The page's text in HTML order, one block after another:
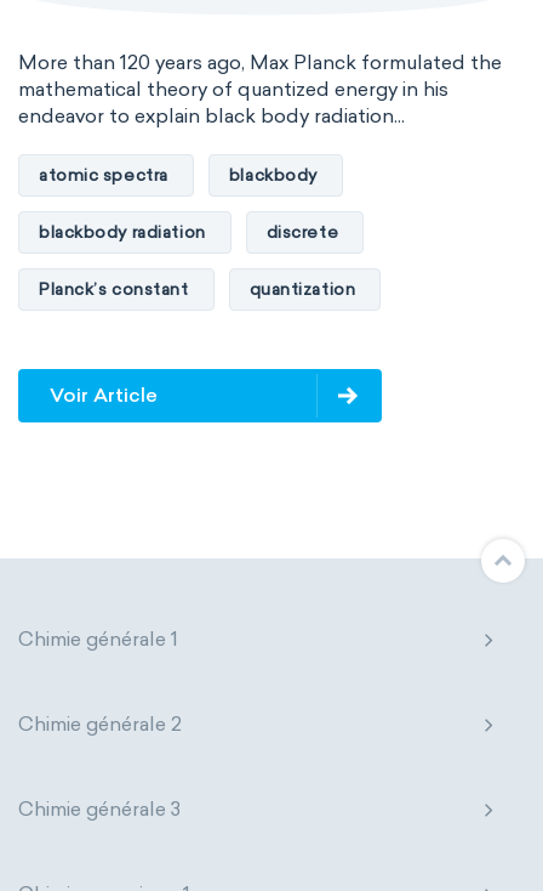
More than 120 years ago, Max Planck formulated the
mathematical theory of quantized energy in his
endeavor to explain black body radiation...
atomic spectra blackbody
blackbody radiation discrete
Planck’s constant quantization
Voir Article
Chimie générale 1
Chimie générale 2
Chimie générale 3